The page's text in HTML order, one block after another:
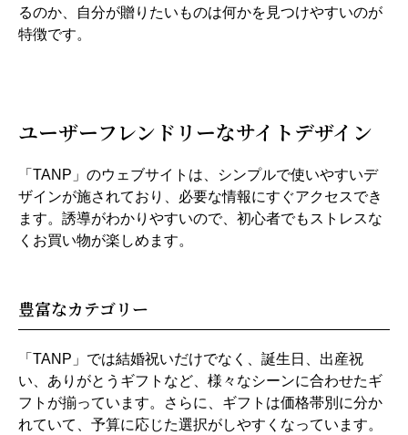
るのか、自分が贈りたいものは何かを見つけやすいのが
特徴です。
ユーザーフレンドリーなサイトデザイン
「TANP」のウェブサイトは、シンプルで使いやすいデ
ザインが施されており、必要な情報にすぐアクセスでき
ます。誘導がわかりやすいので、初心者でもストレスな
くお買い物が楽しめます。
豊富なカテゴリー
「TANP」では結婚祝いだけでなく、誕生日、出産祝
い、ありがとうギフトなど、様々なシーンに合わせたギ
フトが揃っています。さらに、ギフトは価格帯別に分か
れていて、予算に応じた選択がしやすくなっています。